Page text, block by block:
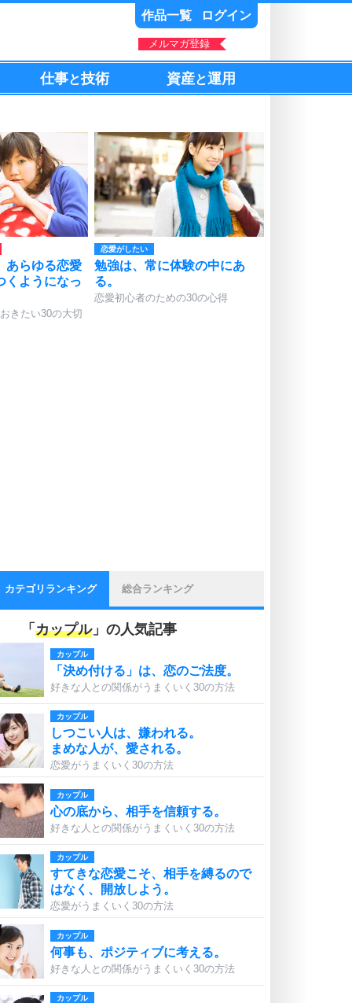
作品一覧 ログイン
メルマガ登録
仕事と技術 資産と運用
あらゆる恋愛
くようになっ
きたい30の大切
恋愛がしたい
勉強は、常に体験の中にあ
る。
恋愛初心者のための30の心得
カテゴリランキング 総合ランキング
「 カップル」の人気記事
カップル
「決め付ける」は、恋のご法度。
好きな人との関係がうまくいく30の方法
カップル
しつこい人は、嫌われる。
まめな人が、愛される。
恋愛がうまくいく30の方法
カップル
心の底から、相手を信頼する。
好きな人との関係がうまくいく30の方法
カップル
すてきな恋愛こそ、相手を縛るので
はなく、開放しよう。
恋愛がうまくいく30の方法
カップル
何事も、ポジティブに考える。
好きな人との関係がうまくいく30の方法
カップル